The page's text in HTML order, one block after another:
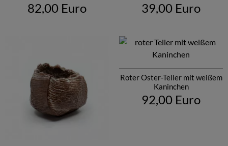
82,00 Euro 39,00 Euro
Roter Oster-Teller mit weißem
Kaninchen
92,00 Euro